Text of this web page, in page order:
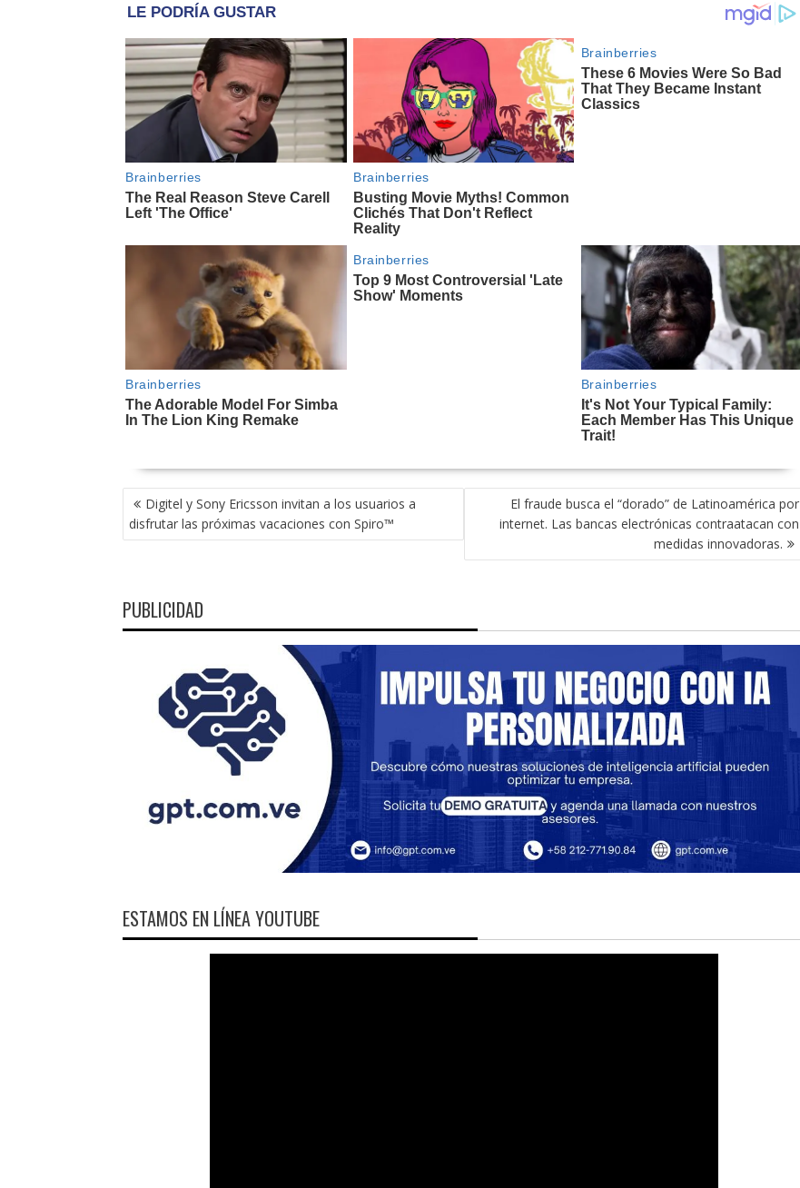
NAVEGACIÓN
DE
ENTRADAS
Digitel y Sony Ericsson invitan a los usuarios a
disfrutar las próximas vacaciones con Spiro™
El fraude busca el “dorado” de Latinoamérica por
internet. Las bancas electrónicas contraatacan con
medidas innovadoras.
PUBLICIDAD
ESTAMOS EN LÍNEA YOUTUBE